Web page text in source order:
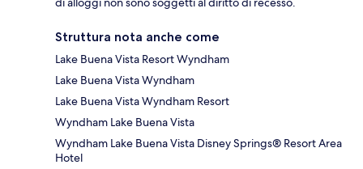
Struttura nota anche come
Lake Buena Vista Resort Wyndham
Lake Buena Vista Wyndham
Lake Buena Vista Wyndham Resort
Wyndham Lake Buena Vista
Wyndham Lake Buena Vista Disney Springs® Resort Area
Hotel